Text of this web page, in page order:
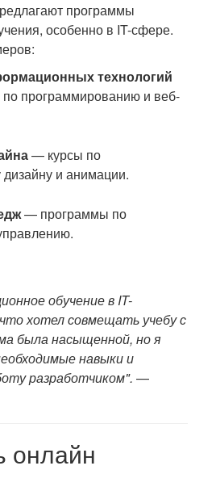
программы
особенно в IT-сфере.
технологий
программированию и веб-
— курсы по
и анимации.
— программы по
обучение в IT-
хотел совмещать учебу с
была насыщенной, но я
навыки и
разработчиком". —
онлайн